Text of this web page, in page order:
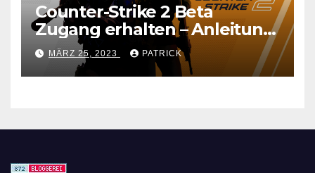
Counter-Strike 2 Beta
Zugang erhalten – Anleitung
für den CS GO Nachfolger
MÄRZ 25, 2023 PATRICK